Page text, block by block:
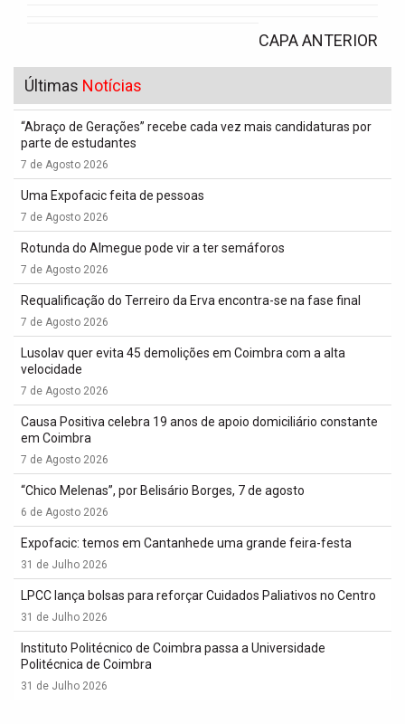
CAPA ANTERIOR
Últimas Notícias
“Abraço de Gerações” recebe cada vez mais candidaturas por
parte de estudantes
7 de Agosto 2026
Uma Expofacic feita de pessoas
7 de Agosto 2026
Rotunda do Almegue pode vir a ter semáforos
7 de Agosto 2026
Requalificação do Terreiro da Erva encontra-se na fase final
7 de Agosto 2026
Lusolav quer evita 45 demolições em Coimbra com a alta
velocidade
7 de Agosto 2026
Causa Positiva celebra 19 anos de apoio domiciliário constante
em Coimbra
7 de Agosto 2026
“Chico Melenas”, por Belisário Borges, 7 de agosto
6 de Agosto 2026
Expofacic: temos em Cantanhede uma grande feira-festa
31 de Julho 2026
LPCC lança bolsas para reforçar Cuidados Paliativos no Centro
31 de Julho 2026
Instituto Politécnico de Coimbra passa a Universidade
Politécnica de Coimbra
31 de Julho 2026